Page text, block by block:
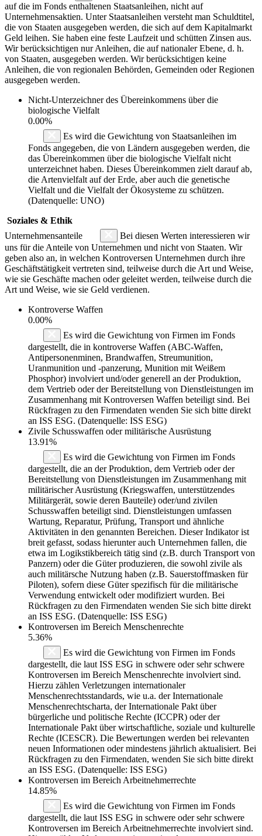
auf die im Fonds enthaltenen Staatsanleihen, nicht auf
Unternehmensaktien. Unter Staatsanleihen versteht man Schuldtitel,
die von Staaten ausgegeben werden, die sich auf dem Kapitalmarkt
Geld leihen. Sie haben eine feste Laufzeit und schütten Zinsen aus.
Wir berücksichtigen nur Anleihen, die auf nationaler Ebene, d. h.
von Staaten, ausgegeben werden. Wir berücksichtigen keine
Anleihen, die von regionalen Behörden, Gemeinden oder Regionen
ausgegeben werden.
Nicht-Unterzeichner des Übereinkommens über die
biologische Vielfalt
0.00%
Es wird die Gewichtung von Staatsanleihen im
Fonds angegeben, die von Ländern ausgegeben werden, die
das Übereinkommen über die biologische Vielfalt nicht
unterzeichnet haben. Dieses Übereinkommen zielt darauf ab,
die Artenvielfalt auf der Erde, aber auch die genetische
Vielfalt und die Vielfalt der Ökosysteme zu schützen.
(Datenquelle: UNO)
Soziales & Ethik
Unternehmensanteile
Bei diesen Werten interessieren wir
uns für die Anteile von Unternehmen und nicht von Staaten. Wir
geben also an, in welchen Kontroversen Unternehmen durch ihre
Geschäftstätigkeit vertreten sind, teilweise durch die Art und Weise,
wie sie Geschäfte machen oder geleitet werden, teilweise durch die
Art und Weise, wie sie Geld verdienen.
Kontroverse Waffen
0.00%
Es wird die Gewichtung von Firmen im Fonds
dargestellt, die in kontroverse Waffen (ABC-Waffen,
Antipersonenminen, Brandwaffen, Streumunition,
Uranmunition und -panzerung, Munition mit Weißem
Phosphor) involviert und/oder generell an der Produktion,
dem Vertrieb oder der Bereitstellung von Dienstleistungen im
Zusammenhang mit Kontroversen Waffen beteiligt sind. Bei
Rückfragen zu den Firmendaten wenden Sie sich bitte direkt
an ISS ESG. (Datenquelle: ISS ESG)
Zivile Schusswaffen oder militärische Ausrüstung
13.91%
Es wird die Gewichtung von Firmen im Fonds
dargestellt, die an der Produktion, dem Vertrieb oder der
Bereitstellung von Dienstleistungen im Zusammenhang mit
militärischer Ausrüstung (Kriegswaffen, unterstützendes
Militärgerät, sowie deren Bauteile) oder/und zivilen
Schusswaffen beteiligt sind. Dienstleistungen umfassen
Wartung, Reparatur, Prüfung, Transport und ähnliche
Aktivitäten in den genannten Bereichen. Dieser Indikator ist
breit gefasst, sodass hierunter auch Unternehmen fallen, die
etwa im Logikstikbereich tätig sind (z.B. durch Transport von
Panzern) oder die Güter produzieren, die sowohl zivile als
auch militärsche Nutzung haben (z.B. Sauerstoffmasken für
Piloten), sofern diese Güter spezifisch für die militärische
Verwendung entwickelt oder modifiziert wurden. Bei
Rückfragen zu den Firmendaten wenden Sie sich bitte direkt
an ISS ESG. (Datenquelle: ISS ESG)
Kontroversen im Bereich Menschenrechte
5.36%
Es wird die Gewichtung von Firmen im Fonds
dargestellt, die laut ISS ESG in schwere oder sehr schwere
Kontroversen im Bereich Menschenrechte involviert sind.
Hierzu zählen Verletzungen internationaler
Menschenrechtsstandards, wie u.a. der Internationale
Menschenrechtscharta, der Internationale Pakt über
bürgerliche und politische Rechte (ICCPR) oder der
Internationale Pakt über wirtschaftliche, soziale und kulturelle
Rechte (ICESCR). Die Bewertungen werden bei relevanten
neuen Informationen oder mindestens jährlich aktualisiert. Bei
Rückfragen zu den Firmendaten, wenden Sie sich bitte direkt
an ISS ESG. (Datenquelle: ISS ESG)
Kontroversen im Bereich Arbeitnehmerrechte
14.85%
Es wird die Gewichtung von Firmen im Fonds
dargestellt, die laut ISS ESG in schwere oder sehr schwere
Kontroversen im Bereich Arbeitnehmerrechte involviert sind.